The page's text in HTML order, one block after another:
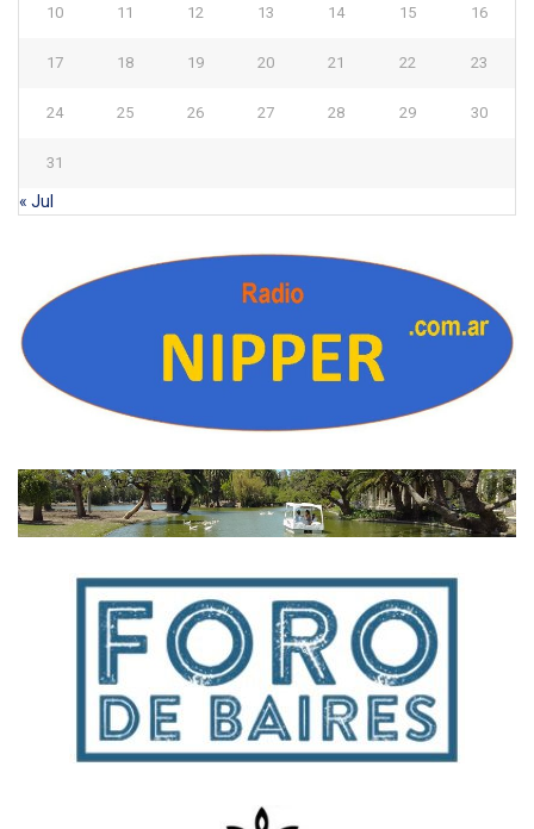
10 11 12 13 14 15 16
17 18 19 20 21 22 23
24 25 26 27 28 29 30
31
« Jul